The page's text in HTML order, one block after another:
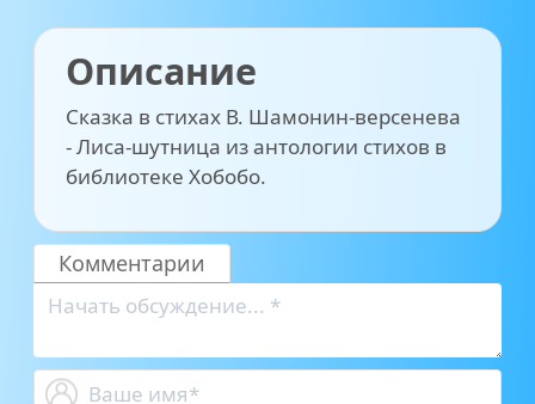
Описание
Сказка в стихах В. Шамонин-версенева
- Лиса-шутница из антологии стихов в
библиотеке Хобобо.
Комментарии